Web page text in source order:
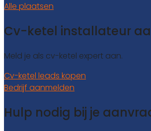
Alle plaatsen
Cv-ketel installateur
Meld je als cv-ketel expert aan.
Cv-ketel leads kopen
Bedrijf aanmelden
Hulp nodig bij je